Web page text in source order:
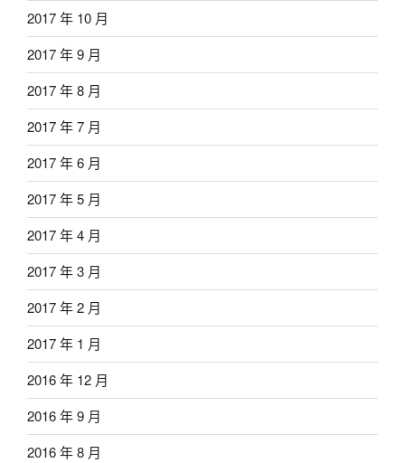
2017 年 10 月
2017 年 9 月
2017 年 8 月
2017 年 7 月
2017 年 6 月
2017 年 5 月
2017 年 4 月
2017 年 3 月
2017 年 2 月
2017 年 1 月
2016 年 12 月
2016 年 9 月
2016 年 8 月